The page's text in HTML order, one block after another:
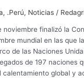
, .Perú, Noticias /
noviembre finalizó la
mundial en las que
de las Naciones
de 197 naciones
calentamiento global y